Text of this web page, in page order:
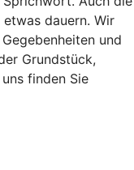
dauern. Wir
und
Grundstück,
finden Sie